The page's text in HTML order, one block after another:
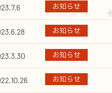
お知らせ
お知らせ
お知らせ
お知らせ